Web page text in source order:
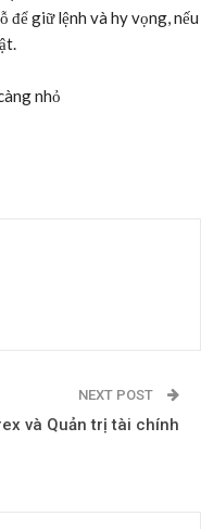
để giữ lệnh và hy vọng, nếu
nhỏ
NEXT POST
và Quản trị tài chính